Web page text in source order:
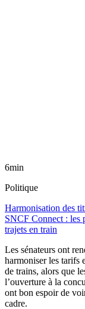
6min
Politique
Harmonisation des
SNCF Connect : les
trajets en train
Les sénateurs ont
harmoniser les tarifs
de trains, alors que
l’ouverture à la
ont bon espoir de
cadre.